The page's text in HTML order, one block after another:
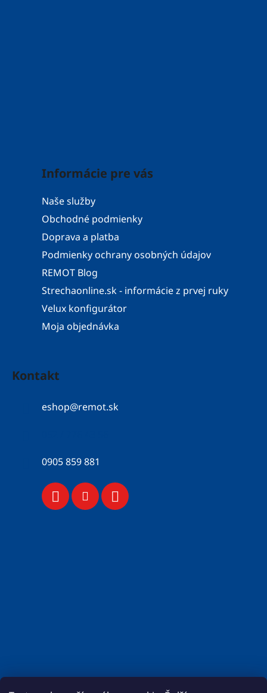
Informácie pre vás
Naše služby
Obchodné podmienky
Doprava a platba
Podmienky ochrany osobných údajov
REMOT Blog
Strechaonline.sk - informácie z prvej ruky
Velux konfigurátor
Moja objednávka
Kontakt
eshop@remot.sk
0905 859 881